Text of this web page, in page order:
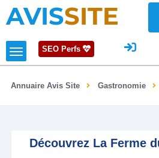
AVISSITE
SEO Perfs
Annuaire Avis Site Gastronomie
Découvrez La Ferme